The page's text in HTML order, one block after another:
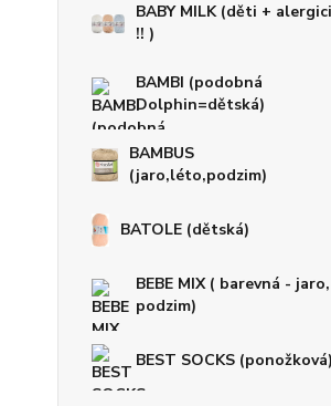
BABY MILK (děti + alergici
!! )
BAMBI (podobná
Dolphin=dětská)
BAMBUS
(jaro,léto,podzim)
BATOLE (dětská)
BEBE MIX ( barevná - jaro,
podzim)
BEST SOCKS (ponožková)